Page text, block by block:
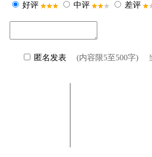
好评 中评 差评
匿名发表 (内容限5至500字)